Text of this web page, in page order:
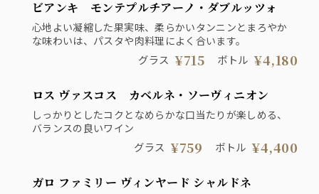
ビアンキ モンテプルチアーノ・ダブルッツォ
心地よい凝縮した果実味、柔らかいタンニンとまろやか
な味わいは、パスタや肉料理によく合います。
グラス ¥715 ボトル ¥4,180
ロス ヴァスコス カベルネ・ソーヴィニオン
しっかりとしたコクとなめらかな口当たりが楽しめる、
バランスの良いワイン
グラス ¥759 ボトル ¥4,400
ガロ ファミリー ヴィンヤード シャルドネ